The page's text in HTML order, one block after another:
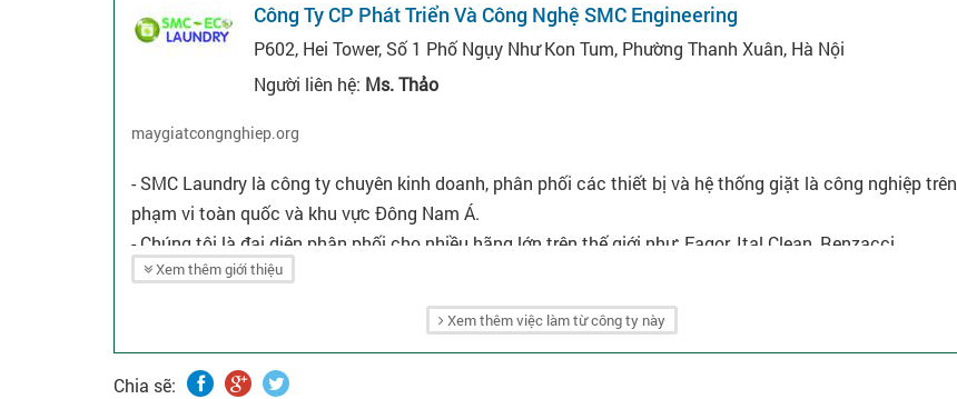
Công Ty CP Phát Triển Và Công Nghệ SMC Engineering
P602, Hei Tower, Số 1 Phố Ngụy Như Kon Tum, Phường Thanh Xuân, Hà Nội
Người liên hệ: Ms. Thảo
maygiatcongnghiep.org
- SMC Laundry là công ty chuyên kinh doanh, phân phối các thiết bị và hệ thống giặt là công nghiệp trên
phạm vi toàn quốc và khu vực Đông Nam Á.
- Chúng tôi là đại diện phân phối cho nhiều hãng lớn trên thế giới như: Fagor, Ital Clean, Renzacci,
Lavamac, Yasen, Pegasus, Pony, Ghidini...
Xem thêm giới thiệu
Xem thêm việc làm từ công ty này
Chia sẽ: